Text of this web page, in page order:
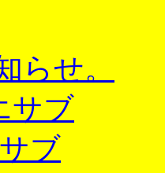
らせ。
サブ
ブ